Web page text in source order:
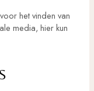
het vinden van
media, hier kun